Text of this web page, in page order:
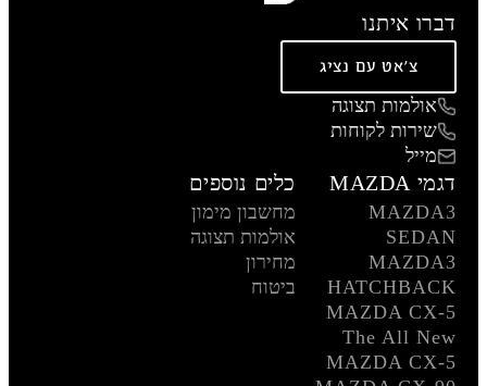
דברו איתנו
צ'אט עם נציג
אולמות תצוגה
שירות לקוחות
מייל
דגמי MAZDA
MAZDA3
SEDAN
MAZDA3
HATCHBACK
MAZDA CX-5
The All New
MAZDA CX-5
כלים נוספים
מחשבון מימון
אולמות תצוגה
מחירון
ביטוח